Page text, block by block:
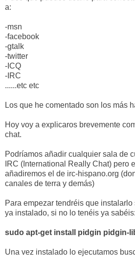
a:
-msn
-facebook
-gtalk
-twitter
-ICQ
-IRC
......etc etc
Los que he comentado son los más
Hoy voy a explicaros brevemente
chat.
Podríamos añadir cualquier sala de
IRC (International Really Chat) pero
añadiremos el de irc-hispano.org
canales de terra y demás)
Para empezar tendréis que
ya instalado, si no lo tenéis ya sabéis:
sudo apt-get install pidgin pidgin-
Una vez instalado lo ejecutamos